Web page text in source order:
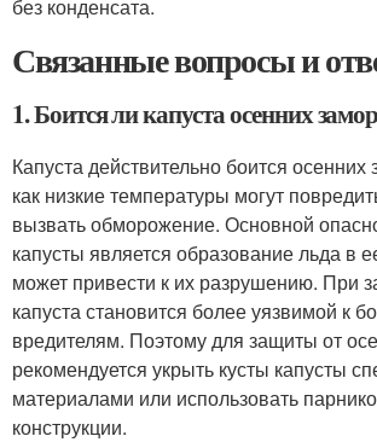
без конденсата.
Связанные вопросы и
1. Боится ли капуста осенних
Капуста действительно боится осенних
как низкие температуры могут
вызвать обморожение. Основной
капусты является образование льда в
может привести к их разрушению. При
капуста становится более уязвимой к
вредителям. Поэтому для защиты от
рекомендуется укрыть кусты капусты
материалами или использовать
конструкции.